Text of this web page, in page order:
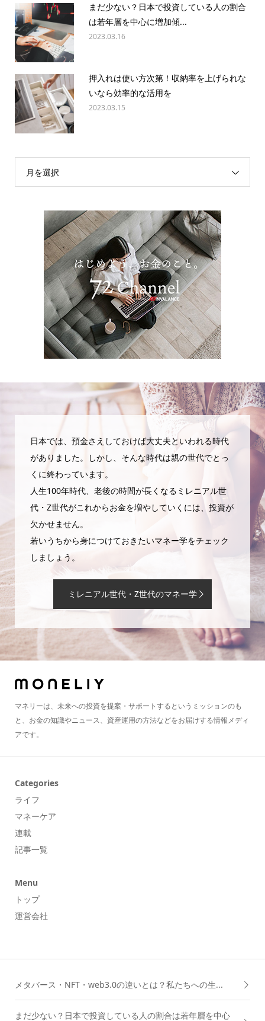
まだ少ない？日本で投資している人の割合
は若年層を中心に増加傾...
2023.03.16
押入れは使い方次第！収納率を上げられな
いなら効率的な活用を
2023.03.15
月を選択
日本では、預金さえしておけば大丈夫といわれる時代
がありました。しかし、そんな時代は親の世代でとっ
くに終わっています。
人生100年時代、老後の時間が長くなるミレニアル世
代・Z世代がこれからお金を増やしていくには、投資が
欠かせません。
若いうちから身につけておきたいマネー学をチェック
しましょう。
ミレニアル世代・Z世代のマネー学
マネリーは、未来への投資を提案・サポートするというミッションのも
と、お金の知識やニュース、資産運用の方法などをお届けする情報メディ
アです。
Categories
ライフ
マネーケア
連載
記事一覧
Menu
トップ
運営会社
メタバース・NFT・web3.0の違いとは？私たちへの生...
まだ少ない？日本で投資している人の割合は若年層を中心